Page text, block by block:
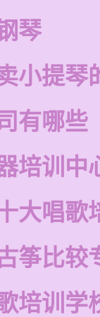
琴
小提琴
有哪些
培训中
大唱歌
筝比较
培训学